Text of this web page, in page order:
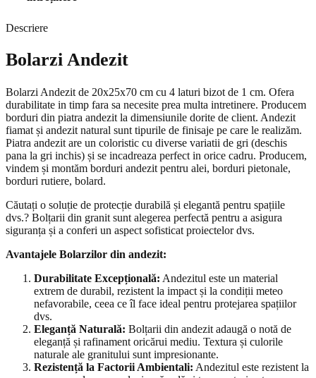
Descriere
Bolarzi Andezit
Bolarzi Andezit de 20x25x70 cm cu 4 laturi bizot de 1 cm. Ofera
durabilitate in timp fara sa necesite prea multa intretinere. Producem
borduri din piatra andezit la dimensiunile dorite de client. Andezit
fiamat și andezit natural sunt tipurile de finisaje pe care le realizăm.
Piatra andezit are un coloristic cu diverse variatii de gri (deschis
pana la gri inchis) și se incadreaza perfect in orice cadru. Producem,
vindem și montăm borduri andezit pentru alei, borduri pietonale,
borduri rutiere, bolard.
Căutați o soluție de protecție durabilă și elegantă pentru spațiile
dvs.? Bolțarii din granit sunt alegerea perfectă pentru a asigura
siguranța și a conferi un aspect sofisticat proiectelor dvs.
Avantajele Bolarzilor din andezit:
Durabilitate Excepțională: Andezitul este un material
extrem de durabil, rezistent la impact și la condiții meteo
nefavorabile, ceea ce îl face ideal pentru protejarea spațiilor
dvs.
Eleganță Naturală: Bolțarii din andezit adaugă o notă de
eleganță și rafinament oricărui mediu. Textura și culorile
naturale ale granitului sunt impresionante.
Rezistență la Factorii Ambientali: Andezitul este rezistent la